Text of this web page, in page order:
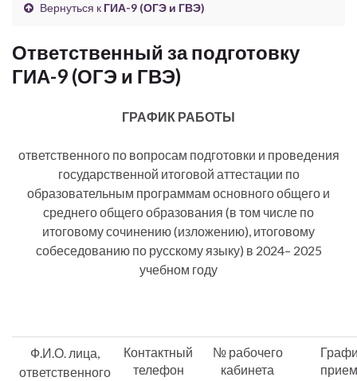
Вернуться к ГИА-9 (ОГЭ и ГВЭ)
Ответственный за подготовку
ГИА-9 (ОГЭ и ГВЭ)
ГРАФИК РАБОТЫ
ответственного по вопросам подготовки и проведения
государственной итоговой аттестации по
образовательным программам основного общего и
среднего общего образования (в том числе по
итоговому сочинению (изложению), итоговому
собеседованию по русскому языку) в 2024– 2025
учебном году
Ф.И.О. лица,
ответственного
Контактный
телефон
№ рабочего
кабинета